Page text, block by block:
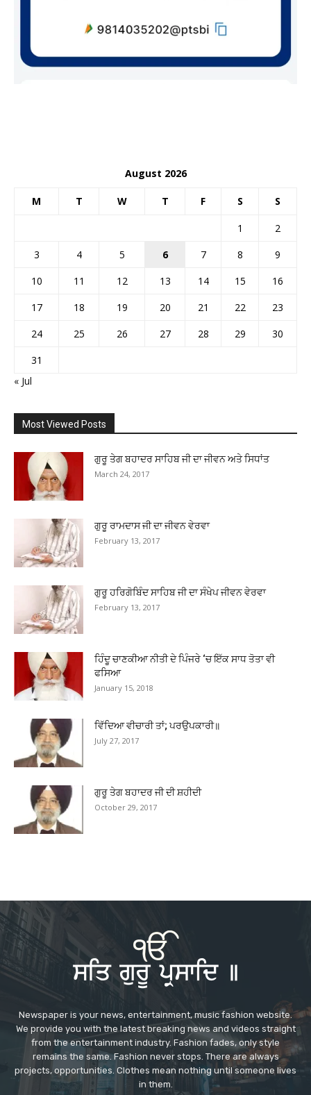
August 2026
M T W T F S S
1
2
3
4 5 6 7 8
9
10
11 12 13 14 15
16
17
18 19 20 21 22
23
24
25 26 27 28 29
30
31
« Jul
Most Viewed Posts
ਗੁਰੂ ਤੇਗ ਬਹਾਦਰ ਸਾਹਿਬ ਜੀ ਦਾ ਜੀਵਨ ਅਤੇ ਸਿਧਾਂਤ
March 24, 2017
ਗੁਰੂ ਰਾਮਦਾਸ ਜੀ ਦਾ ਜੀਵਨ ਵੇਰਵਾ
February 13, 2017
ਗੁਰੂ ਹਰਿਗੋਬਿੰਦ ਸਾਹਿਬ ਜੀ ਦਾ ਸੰਖੇਪ ਜੀਵਨ ਵੇਰਵਾ
February 13, 2017
ਹਿੰਦੂ ਚਾਣਕੀਆ ਨੀਤੀ ਦੇ ਪਿੰਜਰੇ ‘ਚ ਇੱਕ ਸਾਧ ਤੋਤਾ ਵੀ
ਫਸਿਆ
January 15, 2018
ਵਿੱਦਿਆ ਵੀਚਾਰੀ ਤਾਂ; ਪਰਉਪਕਾਰੀ॥
July 27, 2017
ਗੁਰੂ ਤੇਗ ਬਹਾਦਰ ਜੀ ਦੀ ਸ਼ਹੀਦੀ
October 29, 2017
Newspaper is your news, entertainment, music fashion website.
We provide you with the latest breaking news and videos straight
from the entertainment industry. Fashion fades, only style
remains the same. Fashion never stops. There are always
projects, opportunities. Clothes mean nothing until someone lives
in them.